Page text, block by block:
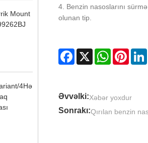
Mount
4Hərəkətli
4. Benzin nasoslarını
olunan tip.
Facebook
X WhatsApp
Əvvəlki:Xəbər yoxdur
Sonrakı:Qırılan benzin